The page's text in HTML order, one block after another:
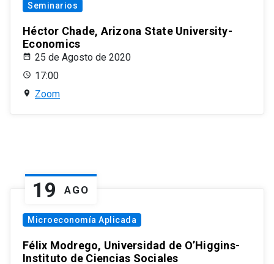
Seminarios
Héctor Chade, Arizona State University-
Economics
25 de Agosto de 2020
17:00
Zoom
19 AGO
Microeconomía Aplicada
Félix Modrego, Universidad de O’Higgins-
Instituto de Ciencias Sociales